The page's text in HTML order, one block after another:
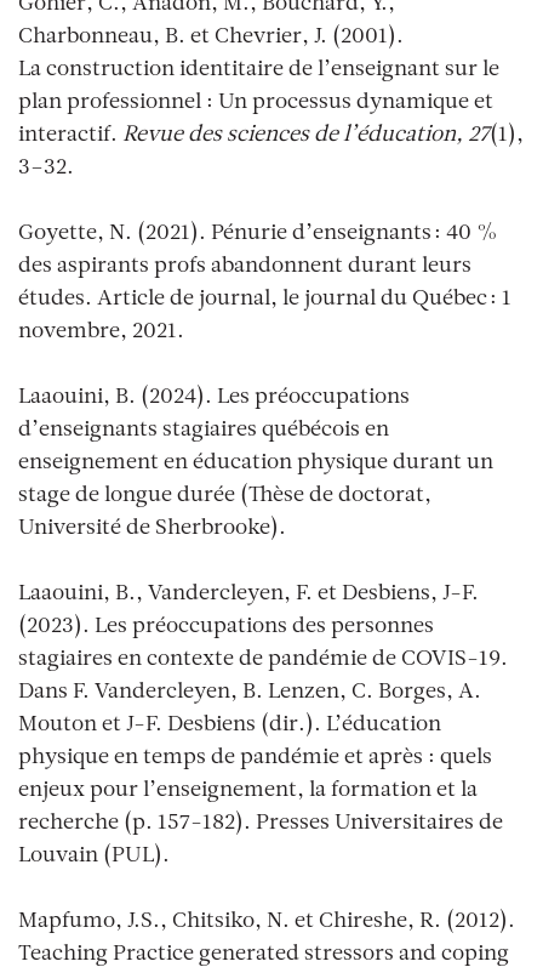
Gohier, C., Anadón, M., Bouchard, Y.,
Charbonneau, B. et Chevrier, J. (2001).
La construction identitaire de l’enseignant sur le
plan professionnel : Un processus dynamique et
interactif. Revue des sciences de l’éducation, 27(1),
3–32.
Goyette, N. (2021). Pénurie d’enseignants : 40 %
des aspirants profs abandonnent durant leurs
études. Article de journal, le journal du Québec : 1
novembre, 2021.
Laaouini, B. (2024). Les préoccupations
d’enseignants stagiaires québécois en
enseignement en éducation physique durant un
stage de longue durée (Thèse de doctorat,
Université de Sherbrooke).
Laaouini, B., Vandercleyen, F. et Desbiens, J-F.
(2023). Les préoccupations des personnes
stagiaires en contexte de pandémie de COVIS-19.
Dans F. Vandercleyen, B. Lenzen, C. Borges, A.
Mouton et J-F. Desbiens (dir.). L’éducation
physique en temps de pandémie et après : quels
enjeux pour l’enseignement, la formation et la
recherche (p. 157-182). Presses Universitaires de
Louvain (PUL).
Mapfumo, J.S., Chitsiko, N. et Chireshe, R. (2012).
Teaching Practice generated stressors and coping